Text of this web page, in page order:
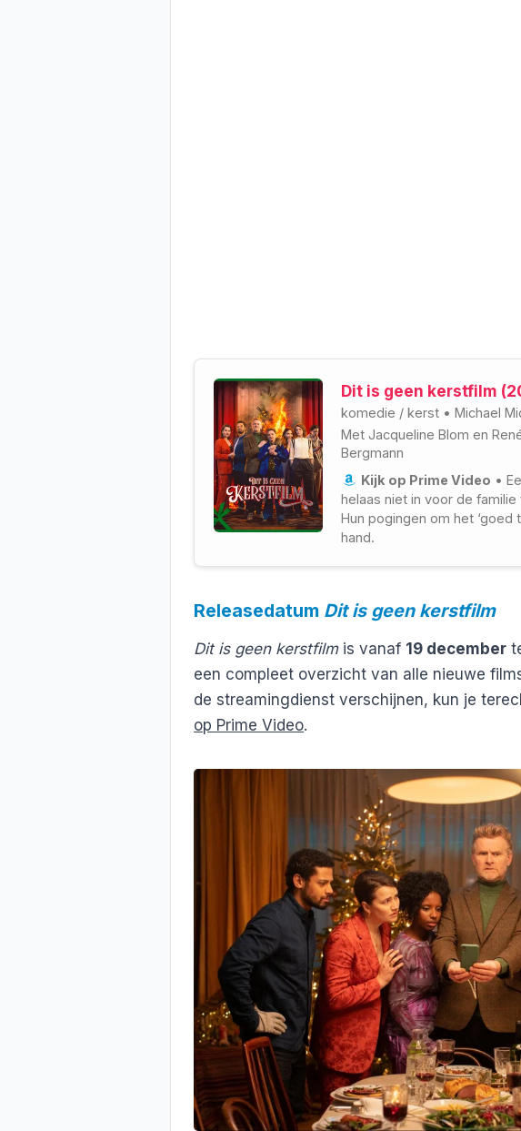
Dit is geen kerstfilm
komedie / kerst • Michael
Met Jacqueline Blom en
Bergmann
Kijk op Prime Video •
helaas niet in voor de
Hun pogingen om het ‘goed
hand.
Releasedatum Dit is geen kerstfilm
Dit is geen kerstfilmis vanaf 19 december
een compleet overzicht van alle nieuwe
de streamingdienst verschijnen, kun je
op Prime Video.